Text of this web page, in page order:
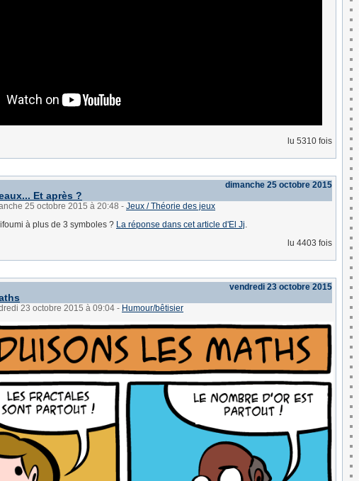
lu 5310 fois
dimanche 25 octobre 2015
Et après ?
25 octobre 2015 à 20:48 - Jeux / Théorie des jeux
à plus de 3 symboles ? La réponse dans cet article d'El Jj.
lu 4403 fois
vendredi 23 octobre 2015
23 octobre 2015 à 09:04 - Humour/bêtisier